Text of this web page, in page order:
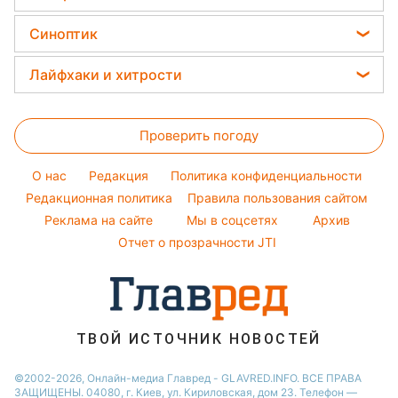
Потап
София Ротару
Красивый маникюр
Новости Житомира
Новости Харькова
Новости Одессы
Новости Полтавы
Новости Черкассы
Новости Ровно
Новости Запорожья
Салаты
Простые блюда
Легкие десерты
Праздничное меню
Головоломки
Тесты по картинке
Оптические иллюзии
Все о шоу-бизнесе
Синоптик
Прогноз погоды
Магнитные бури
Погода на сегодня
Погода на завтра
Пылевая буря
Лайфхаки и хитрости
Уборка
Комнатные растения
Авто
Проверить погоду
O нас Редакция
Политика конфиденциальности
Редакционная политика
Правила пользования сайтом
Реклама на сайте
Мы в соцсетях
Архив
Отчет о прозрачности JTI
ТВОЙ ИСТОЧНИК НОВОСТЕЙ
©2002-2026, Онлайн-медиа Главред - GLAVRED.INFO. ВСЕ ПРАВА
ЗАЩИЩЕНЫ. 04080, г. Киев, ул. Кириловская, дом 23. Телефон —